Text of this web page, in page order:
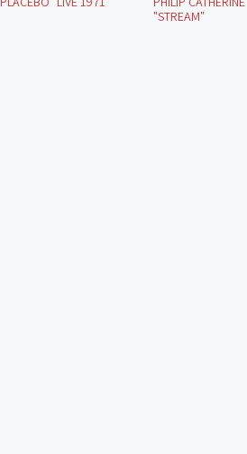
"STREAM"